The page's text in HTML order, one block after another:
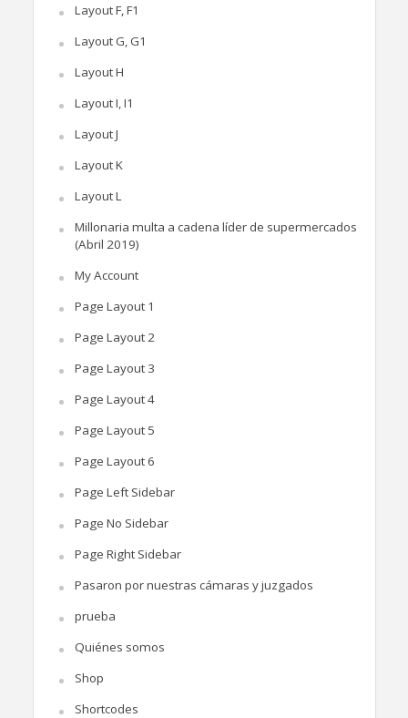
Layout F, F1
Layout G, G1
Layout H
Layout I, I1
Layout J
Layout K
Layout L
Millonaria multa a cadena líder de supermercados
(Abril 2019)
My Account
Page Layout 1
Page Layout 2
Page Layout 3
Page Layout 4
Page Layout 5
Page Layout 6
Page Left Sidebar
Page No Sidebar
Page Right Sidebar
Pasaron por nuestras cámaras y juzgados
prueba
Quiénes somos
Shop
Shortcodes